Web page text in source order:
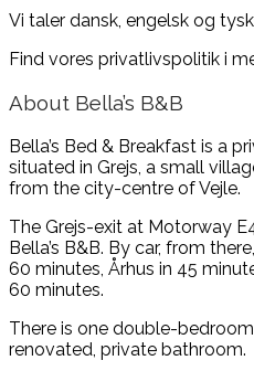
Vi taler dansk, engelsk og
Find vores privatlivspolitik i
About Bella’s B&B
Bella’s Bed & Breakfast is a
situated in Grejs, a small
from the city-centre of Vejle.
The Grejs-exit at Motorway
Bella’s B&B. By car, from
60 minutes, Århus in 45
60 minutes.
There is one double-
renovated, private bathroom.